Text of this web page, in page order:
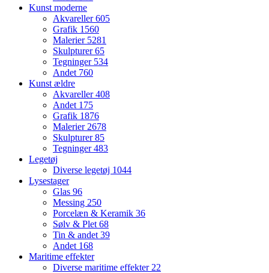
Kunst moderne
Akvareller605
Grafik 1560
Malerier 5281
Skulpturer65
Tegninger 534
Andet 760
Kunst ældre
Akvareller408
Andet 175
Grafik 1876
Malerier2678
Skulpturer85
Tegninger483
Legetøj
Diverse legetøj 1044
Lysestager
Glas 96
Messing 250
Porcelæn & Keramik 36
Sølv & Plet68
Tin & andet39
Andet 168
Maritime effekter
Diverse maritime effekter22